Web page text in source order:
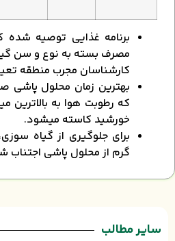
برنامه غذایی توصیه
مصرف بسته به نوع و سن
کارشناسان مجرب منطقه
بهترین زمان محلول پاشی
که رطوبت هوا به بالاترین
خورشید کاسته می­شود.
برای جلوگیری از گیاه
گرم از محلول پاشی اجتناب
سایر مطالب